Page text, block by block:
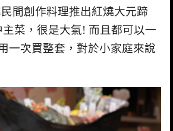
間創作料理推出紅燒大元蹄
菜，很是大氣! 而且都可以一
一次買整套，對於小家庭來說